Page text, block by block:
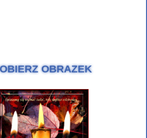
OBRAZEK